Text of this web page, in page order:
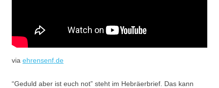
via ehrensenf.de
“Geduld aber ist euch not” steht im Hebräerbrief. Das kann